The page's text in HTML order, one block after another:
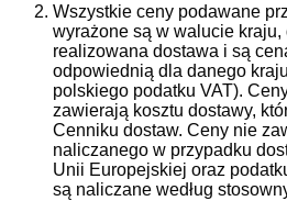
Wszystkie ceny podawane
wyrażone są w walucie kraju,
realizowana dostawa i są
odpowiednią dla danego
polskiego podatku VAT).
zawierają kosztu dostawy,
Cenniku dostaw. Ceny nie
naliczanego w przypadku
Unii Europejskiej oraz
są naliczane według